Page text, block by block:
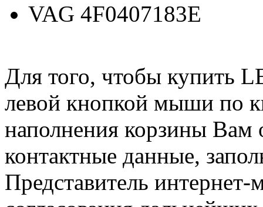
VAG 4F0407183E
Для того, чтобы купить
левой кнопкой мыши по
наполнения корзины Вам
контактные данные,
Представитель